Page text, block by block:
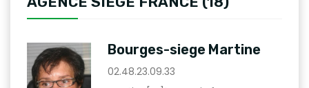
Bourges-siege Martine
02.48.23.09.33